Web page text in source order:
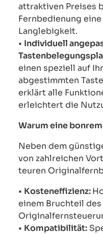
attraktiven Preises
Fernbedienung
Langlebigkeit.
• Individuell
einen speziell auf
abgestimmten
erklärt alle
erleichtert die
Warum eine
Neben dem
von zahlreichen
teuren
• Kosteneffizienz:
einem Bruchteil
• Kompatibilität: